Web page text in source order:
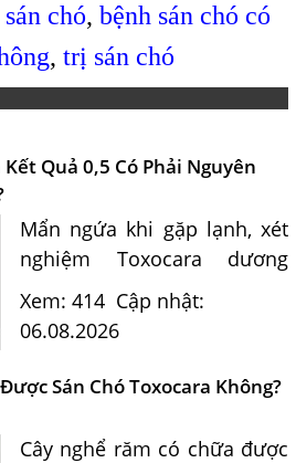
chó, bệnh sán chó có
, trị sán chó
Quả 0,5 Có Phải Nguyên
Mẩn ngứa khi gặp lạnh, xét
nghiệm Toxocara dương
tính 0,5 có phải nguyên
nhân? Tiến sĩ Bác sĩ Nguyễn
điều trị và phòng ngừa sán...
Xem: 414 Cập nhật:
06.08.2026
Sán Chó Toxocara Không?
Cây nghể răm có chữa được